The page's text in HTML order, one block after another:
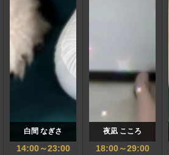
白間 なぎさ
14:00～23:00
夜凪 こころ
18:00～29:00